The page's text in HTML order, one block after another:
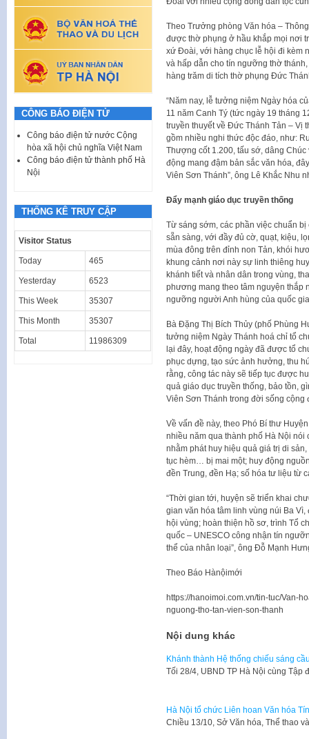
Theo Trưởng phòng Văn hóa –
được thờ phụng ở hầu khắp mọi nơi
xứ Đoài, với hàng chục lễ hội đi kèm
và hấp dẫn cho tín ngưỡng thờ
hàng trăm di tích thờ phụng Đức
“Năm nay, lễ tưởng niệm Ngày hóa
11 năm Canh Tý (tức ngày 19 tháng
truyền thuyết về Đức Thánh Tản – Vị
gồm nhiều nghi thức độc đáo, như:
Thượng cốt 1.200, tấu sớ, dâng
động mang đậm bản sắc văn hóa,
Viên Sơn Thánh”, ông Lê Khắc Nhu
Đẩy mạnh giáo dục truyền thống
Từ sáng sớm, các phần việc chuẩn
sẵn sàng, với đầy đủ cờ, quạt, kiệu,
mùa đông trên đỉnh non Tản, khói
khung cảnh nơi này sự linh thiêng
khánh tiết và nhân dân trong vùng,
phương mang theo tâm nguyện thắp
ngưỡng người Anh hùng của quốc
Bà Đặng Thị Bích Thủy (phố Phùng
tưởng niệm Ngày Thánh hoá chỉ tổ
lại đây, hoạt động ngày đã được tổ
phục dựng, tạo sức ảnh hưởng, thu
rằng, công tác này sẽ tiếp tục được
quả giáo dục truyền thống, bảo tồn,
Viên Sơn Thánh trong đời sống cộng
Về vấn đề này, theo Phó Bí thư
nhiều năm qua thành phố Hà Nội nói
nhằm phát huy hiệu quả giá trị di
tục hèm… bị mai một; huy động
đền Trung, đền Hạ; số hóa tư liệu từ
“Thời gian tới, huyện sẽ triển khai
gian văn hóa tâm linh vùng núi Ba
hội vùng; hoàn thiện hồ sơ, trình Tổ
quốc – UNESCO công nhận tín
thể của nhân loại”, ông Đỗ Mạnh
Theo Báo Hànộimới
https://hanoimoi.com.vn/tin-tuc/Van-
nguong-tho-tan-vien-son-thanh
Nội dung khác
Khánh thành Hệ thống chiếu sáng
Tối 28/4, UBND TP Hà Nội cùng
Hà Nội tổ chức Liên hoan Văn hóa
​Chiều 13/10, Sở Văn hóa, Thể thao
CÔNG BÁO ĐIỆN TỬ
Công báo điện tử nước Cộng
hòa xã hội chủ nghĩa Việt Nam
Công báo điện tử thành phố Hà
Nội
THỐNG KÊ TRUY CẬP
Visitor Status
Today 465
Yesterday 6523
This Week 35307
This Month 35307
Total 11986309